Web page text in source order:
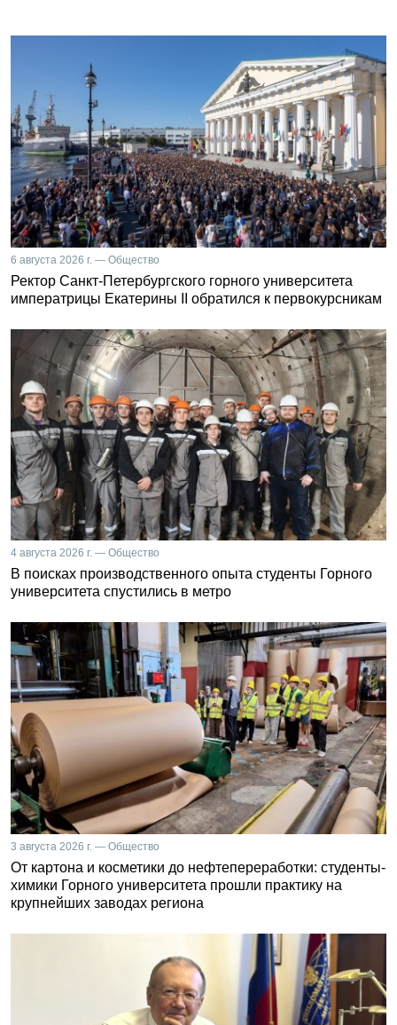
6 августа 2026 г. — Общество
Ректор Санкт-Петербургского горного университета
императрицы Екатерины II обратился к первокурсникам
4 августа 2026 г. — Общество
В поисках производственного опыта студенты Горного
университета спустились в метро
3 августа 2026 г. — Общество
От картона и косметики до нефтепереработки: студенты-
химики Горного университета прошли практику на
крупнейших заводах региона